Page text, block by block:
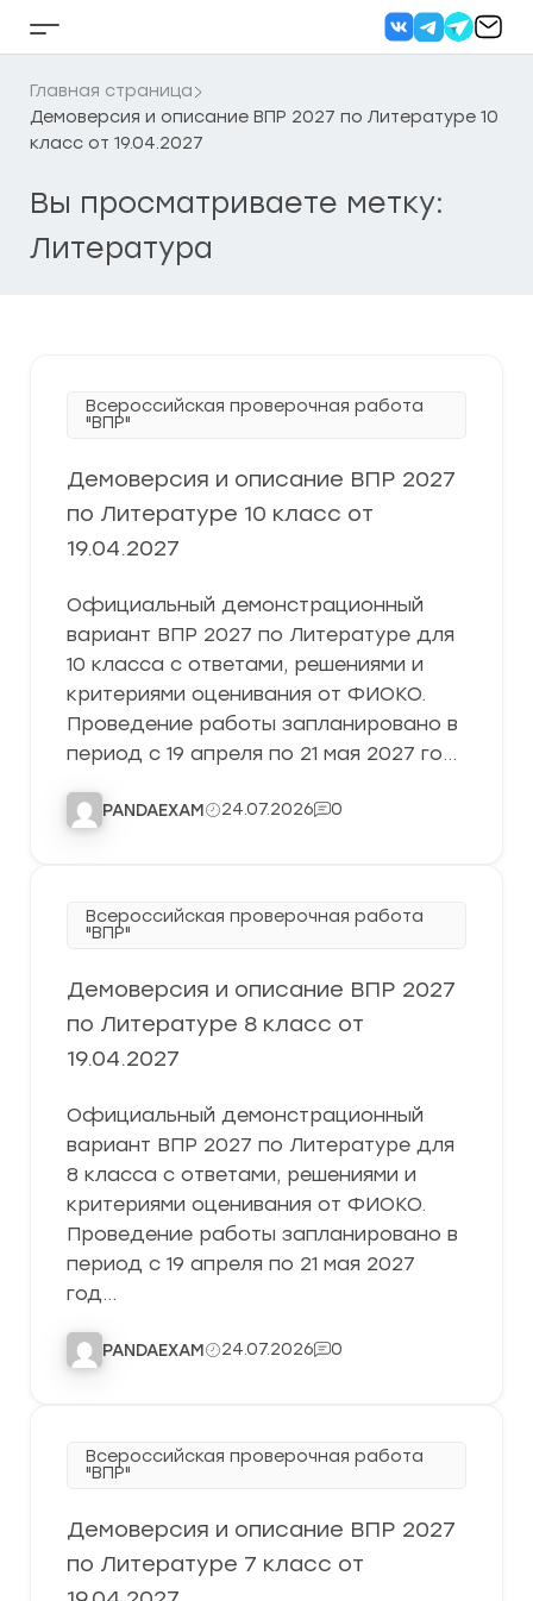
Кнопка
бокового
меню
Главная страница
Демоверсия и описание ВПР 2027 по Литературе 10
класс от 19.04.2027
Вы просматриваете метку:
Литература
Всероссийская проверочная работа
"ВПР"
Демоверсия и описание ВПР 2027
по Литературе 10 класс от
19.04.2027
Официальный демонстрационный
вариант ВПР 2027 по Литературе для
10 класса с ответами, решениями и
критериями оценивания от ФИОКО.
Проведение работы запланировано в
период с 19 апреля по 21 мая 2027 го…
PANDAEXAM 24.07.2026 0
Всероссийская проверочная работа
"ВПР"
Демоверсия и описание ВПР 2027
по Литературе 8 класс от
19.04.2027
Официальный демонстрационный
вариант ВПР 2027 по Литературе для
8 класса с ответами, решениями и
критериями оценивания от ФИОКО.
Проведение работы запланировано в
период с 19 апреля по 21 мая 2027
год…
PANDAEXAM 24.07.2026 0
Всероссийская проверочная работа
"ВПР"
Демоверсия и описание ВПР 2027
по Литературе 7 класс от